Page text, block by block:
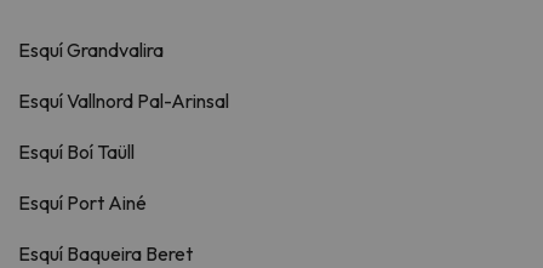
Esquí Grandvalira
Esquí Vallnord Pal-Arinsal
Esquí Boí Taüll
Esquí Port Ainé
Esquí Baqueira Beret